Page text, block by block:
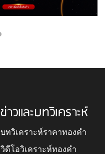
ข่าวและบทวิเคราะห์
บทวิเคราะห์ราคาทองคำ
วิดีโอวิเคราะห์ทองคำ